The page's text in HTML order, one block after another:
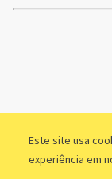
Este site usa
experiência em